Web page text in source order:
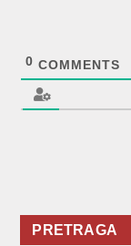
0 COMMENTS
PRETRAGA